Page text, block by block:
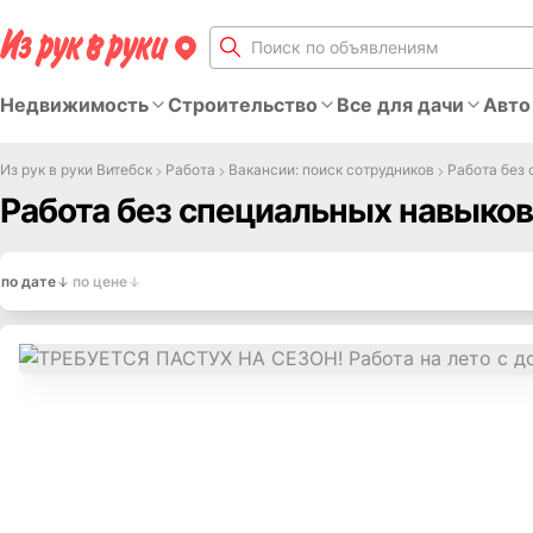
Недвижимость Строительство Все для дачи
Из рук в руки Витебск Работа Вакансии: поиск сотрудников Работа без
Работа без специальных
по дате по цене